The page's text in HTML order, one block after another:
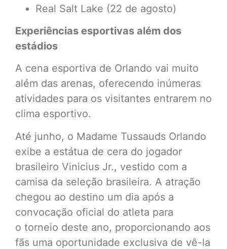
Real Salt Lake (22 de agosto)
Experiências esportivas além dos
estádios
A cena esportiva de Orlando vai muito
além das arenas, oferecendo inúmeras
atividades para os visitantes entrarem no
clima esportivo.
Até junho, o Madame Tussauds Orlando
exibe a estátua de cera do jogador
brasileiro Vinicius Jr., vestido com a
camisa da seleção brasileira. A atração
chegou ao destino um dia após a
convocação oficial do atleta para
o torneio deste ano, proporcionando aos
fãs uma oportunidade exclusiva de vê-la